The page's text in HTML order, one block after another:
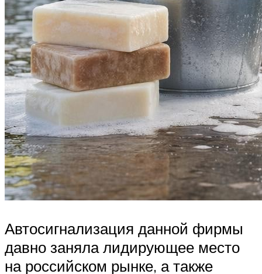
Автосигнализация данной фирмы
давно заняла лидирующее место
на российском рынке, а также